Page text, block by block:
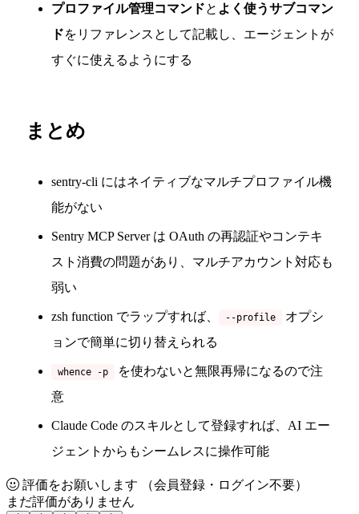
プロファイル管理コマンドと よく使うサブコマン
ドをリファレンスとして記載し、エージェントが
すぐに使えるようにする
まとめ
sentry-cli にはネイティブなマルチプロファイル機
能がない
Sentry MCP Server は OAuth の再認証やコンテキ
スト消費の問題があり、マルチアカウント対応も
弱い
zsh function でラップすれば、 --profile
オプシ
ョンで簡単に切り替えられる
whence -p
を使わないと無限再帰になるので注
意
Claude Code のスキルとして登録すれば、AI エー
ジェントからもシームレスに操作可能
評価をお願いします
（会員登録・ログイン不要）
まだ評価がありません